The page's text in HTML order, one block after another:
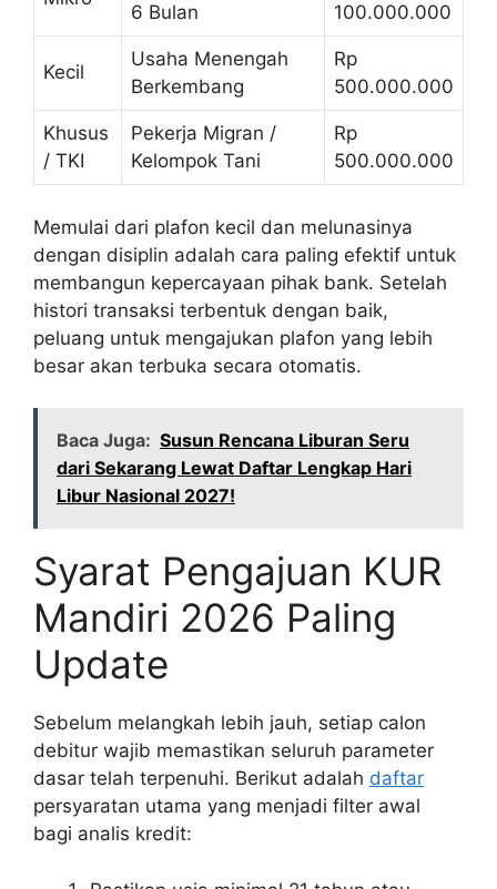
6 Bulan
100.000.000
Kecil
Usaha Menengah
Berkembang
Rp
500.000.000
Khusus
/ TKI
Pekerja Migran /
Kelompok Tani
Rp
500.000.000
Memulai dari plafon kecil dan melunasinya
dengan disiplin adalah cara paling efektif untuk
membangun kepercayaan pihak bank. Setelah
histori transaksi terbentuk dengan baik,
peluang untuk mengajukan plafon yang lebih
besar akan terbuka secara otomatis.
Baca Juga: Susun Rencana Liburan Seru
dari Sekarang Lewat Daftar Lengkap Hari
Libur Nasional 2027!
Syarat Pengajuan KUR
Mandiri 2026 Paling
Update
Sebelum melangkah lebih jauh, setiap calon
debitur wajib memastikan seluruh parameter
dasar telah terpenuhi. Berikut adalah daftar
persyaratan utama yang menjadi filter awal
bagi analis kredit: